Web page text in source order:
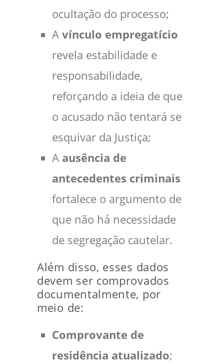
ocultação do processo;
A vínculo empregatício
revela estabilidade e
responsabilidade,
reforçando a ideia de que
o acusado não tentará se
esquivar da Justiça;
A ausência de
antecedentes criminais
fortalece o argumento de
que não há necessidade
de segregação cautelar.
Além disso, esses dados
devem ser comprovados
documentalmente, por
meio de:
Comprovante de
residência atualizado;